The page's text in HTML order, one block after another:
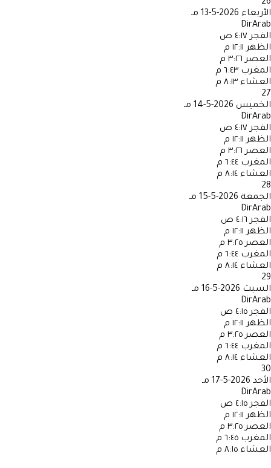
26
الأربعاء 2026-5-13 مـ
DirArab
الفجر ٤:١٧ ص
الظهر ١٢:١١ م
العصر ٣:٢٦ م
المغرب ٦:٤٣ م
العشاء ٨:١٣ م
27
الخميس 2026-5-14 مـ
DirArab
الفجر ٤:١٧ ص
الظهر ١٢:١١ م
العصر ٣:٢٦ م
المغرب ٦:٤٤ م
العشاء ٨:١٤ م
28
الجمعة 2026-5-15 مـ
DirArab
الفجر ٤:١٦ ص
الظهر ١٢:١١ م
العصر ٣:٢٥ م
المغرب ٦:٤٤ م
العشاء ٨:١٤ م
29
السبت 2026-5-16 مـ
DirArab
الفجر ٤:١٥ ص
الظهر ١٢:١١ م
العصر ٣:٢٥ م
المغرب ٦:٤٤ م
العشاء ٨:١٤ م
30
الأحد 2026-5-17 مـ
DirArab
الفجر ٤:١٥ ص
الظهر ١٢:١١ م
العصر ٣:٢٥ م
المغرب ٦:٤٥ م
العشاء ٨:١٥ م